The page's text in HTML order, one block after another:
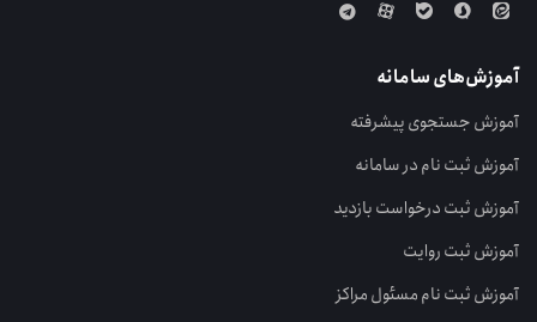
آموزش‌های سامانه
آموزش جستجوی پیشرفته
آموزش ثبت نام در سامانه
آموزش ثبت درخواست بازدید
آموزش ثبت روایت
آموزش ثبت نام مسئول مراکز